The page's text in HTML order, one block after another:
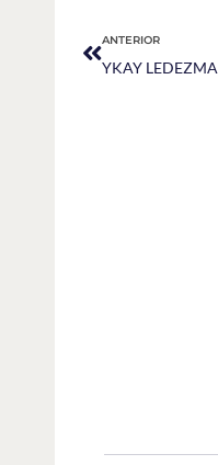
ANTERIOR
YKAY LEDEZMA